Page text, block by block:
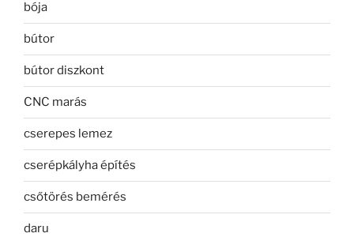
bója
bútor
bútor diszkont
CNC marás
cserepes lemez
cserépkályha építés
csőtörés bemérés
daru